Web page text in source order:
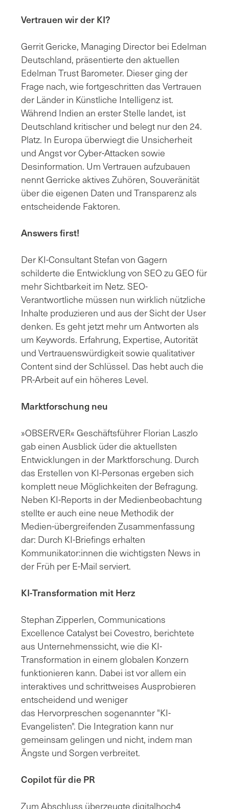
Vertrauen wir der KI?
Gerrit Gericke, Managing Director bei Edelman
Deutschland, präsentierte den aktuellen
Edelman Trust Barometer. Dieser ging der
Frage nach, wie fortgeschritten das Vertrauen
der Länder in Künstliche Intelligenz ist.
Während Indien an erster Stelle landet, ist
Deutschland kritischer und belegt nur den 24.
Platz. In Europa überwiegt die Unsicherheit
und Angst vor Cyber-Attacken sowie
Desinformation. Um Vertrauen aufzubauen
nennt Gerricke aktives Zuhören, Souveränität
über die eigenen Daten und Transparenz als
entscheidende Faktoren.
Answers first!
Der KI-Consultant Stefan von Gagern
schilderte die Entwicklung von SEO zu GEO für
mehr Sichtbarkeit im Netz. SEO-
Verantwortliche müssen nun wirklich nützliche
Inhalte produzieren und aus der Sicht der User
denken. Es geht jetzt mehr um Antworten als
um Keywords. Erfahrung, Expertise, Autorität
und Vertrauenswürdigkeit sowie qualitativer
Content sind der Schlüssel. Das hebt auch die
PR-Arbeit auf ein höheres Level.
Marktforschung neu
»OBSERVER« Geschäftsführer Florian Laszlo
gab einen Ausblick üder die aktuellsten
Entwicklungen in der Marktforschung. Durch
das Erstellen von KI-Personas ergeben sich
komplett neue Möglichkeiten der Befragung.
Neben KI-Reports in der Medienbeobachtung
stellte er auch eine neue Methodik der
Medien-übergreifenden Zusammenfassung
dar: Durch KI-Briefings erhalten
Kommunikator:innen die wichtigsten News in
der Früh per E-Mail serviert.
KI-Transformation mit Herz
Stephan Zipperlen, Communications
Excellence Catalyst bei Covestro, berichtete
aus Unternehmenssicht, wie die KI-
Transformation in einem globalen Konzern
funktionieren kann. Dabei ist vor allem ein
interaktives und schrittweises Ausprobieren
entscheidend und weniger
das Hervorpreschen sogenannter "KI-
Evangelisten". Die Integration kann nur
gemeinsam gelingen und nicht, indem man
Ängste und Sorgen verbreitet.
Copilot für die PR
Zum Abschluss überzeugte digitalhoch4